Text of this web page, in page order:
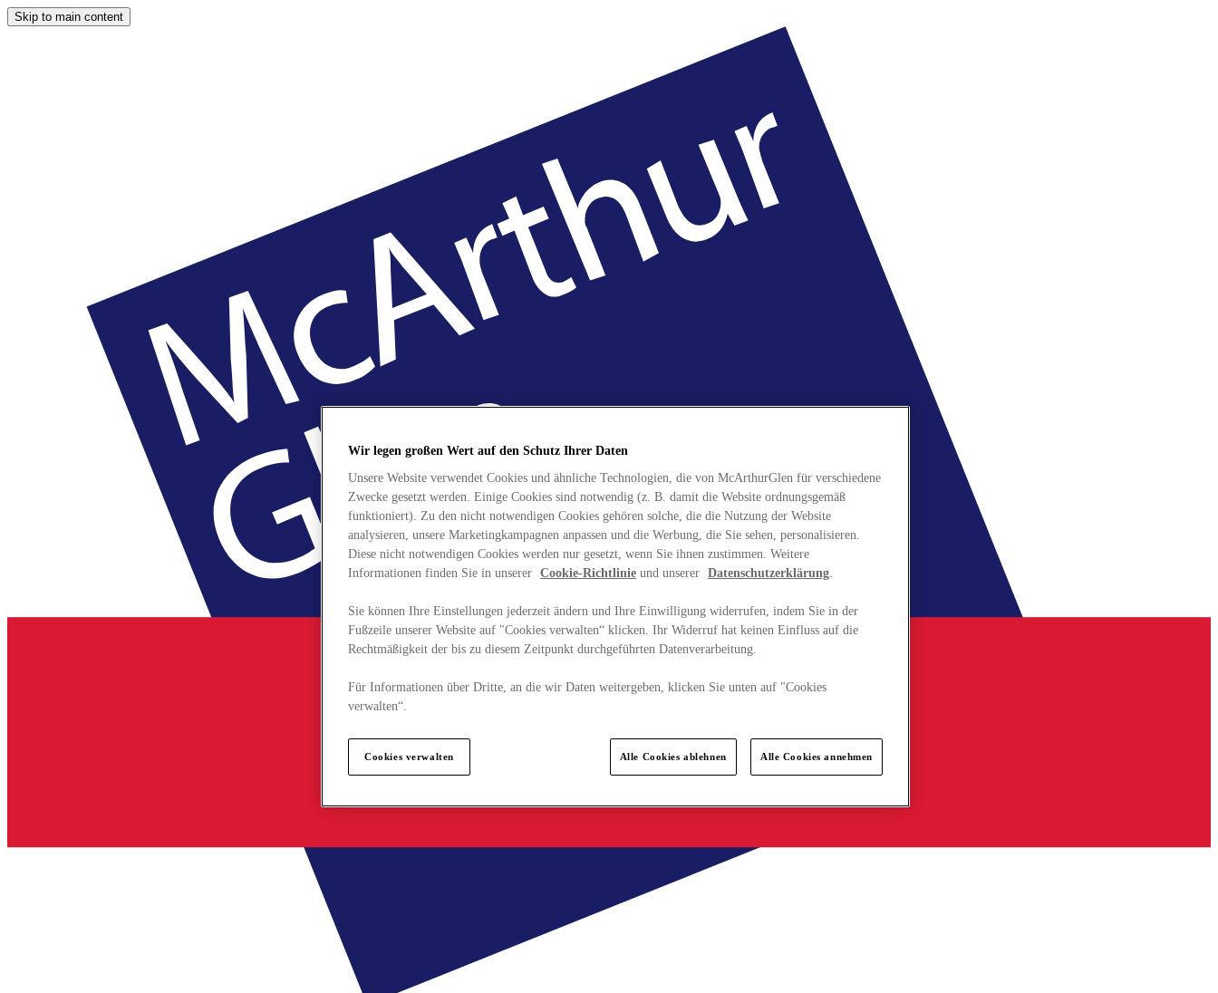
Skip to main content
Wir legen großen Wert auf den Schutz Ihrer Daten
Unsere Website verwendet Cookies und ähnliche Technologien, die von McArthurGlen für verschiedene
Zwecke gesetzt werden. Einige Cookies sind notwendig (z. B. damit die Website ordnungsgemäß
funktioniert). Zu den nicht notwendigen Cookies gehören solche, die die Nutzung der Website
analysieren, unsere Marketingkampagnen anpassen und die Werbung, die Sie sehen, personalisieren.
Diese nicht notwendigen Cookies werden nur gesetzt, wenn Sie ihnen zustimmen. Weitere
Informationen finden Sie in unserer Cookie-Richtlinie und unserer Datenschutzerklärung.
Sie können Ihre Einstellungen jederzeit ändern und Ihre Einwilligung widerrufen, indem Sie in der
Fußzeile unserer Website auf "Cookies verwalten“ klicken. Ihr Widerruf hat keinen Einfluss auf die
Rechtmäßigkeit der bis zu diesem Zeitpunkt durchgeführten Datenverarbeitung.
Für Informationen über Dritte, an die wir Daten weitergeben, klicken Sie unten auf "Cookies
verwalten“.
Cookies verwalten Alle Cookies ablehnen Alle Cookies annehmen